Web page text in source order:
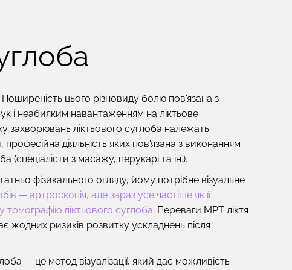
цього різновиду болю пов'язана з
і неабияким навантаженням на ліктьове
захворювань ліктьового суглоба належать
діяльність яких пов'язана з виконанням
(спеціалісти з масажу, перукарі та ін.).
фізикального огляду, йому потрібне візуальне
— артроскопія, але зараз усе частіше як її
ліктьового суглоба. Переваги МРТ ліктя
жодних ризиків розвитку ускладнень після
— це метод візуалізації, який дає можливість